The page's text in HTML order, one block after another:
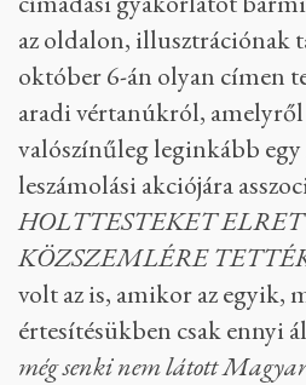
az oldalon, illusztrációnak
október 6-án olyan címen
aradi vértanúkról, amelyről
valószínűleg leginkább
leszámolási akciójára
HOLTTESTEKET
KÖZSZEMLÉRE
volt az is, amikor az
értesítésükben csak ennyi
még senki nem látott